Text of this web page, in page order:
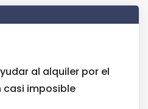
al alquiler por el
casi imposible